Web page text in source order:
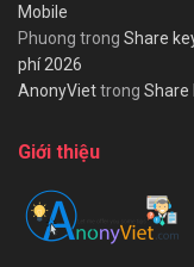
Mobile
Phuong trong Share
phí 2026
AnonyViettrong Share
Giới thiệu